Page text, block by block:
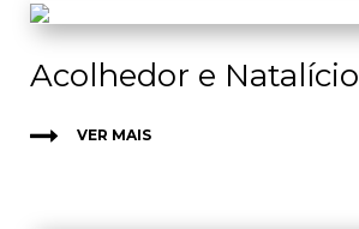
Acolhedor e Natalício
VER MAIS